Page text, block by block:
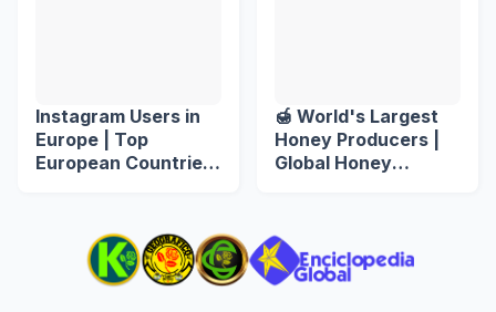
Instagram Users in
Europe | Top
European Countries
🍯 World's Largest
Honey Producers |
Global Honey